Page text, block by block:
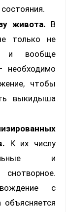
живота. В
только не
и вообще
необходимо
чтобы
выкидыша
К их числу
и
с